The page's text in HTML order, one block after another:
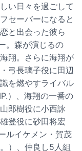
い日々を過ごして
セーバーになると
と出会った彼ら
。森が演じるの
翔。さらに海翔が
弓長璃子役に田辺
を燃やすライバル
）、海翔の一番の
郎樹役に小西詠
登役に砂田将宏
ルイケメン・賀茂
）、仲良し5人組